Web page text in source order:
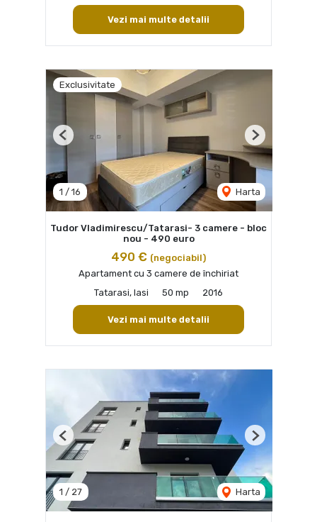
Vezi mai multe detalii
Exclusivitate
1 / 16 Harta
Previous Next
Tudor Vladimirescu/Tatarasi- 3 camere - bloc
nou - 490 euro
490 € (negociabil)
Apartament cu 3 camere de închiriat
Tatarasi, Iasi
50 mp 2016
Vezi mai multe detalii
1 / 27 Harta
Previous Next